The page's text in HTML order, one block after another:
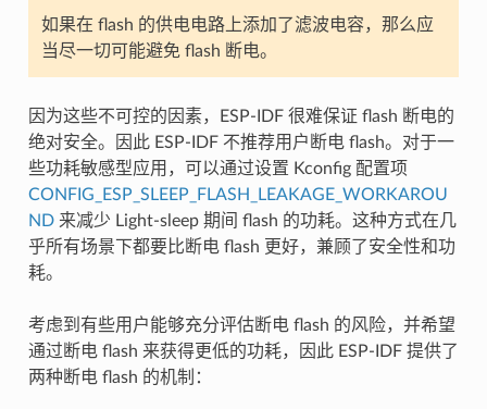
如果在 flash 的供电电路上添加了滤波电容，那么应
当尽一切可能避免 flash 断电。
因为这些不可控的因素，ESP-IDF 很难保证 flash 断电的
绝对安全。因此 ESP-IDF 不推荐用户断电 flash。对于一
些功耗敏感型应用，可以通过设置 Kconfig 配置项
CONFIG_ESP_SLEEP_FLASH_LEAKAGE_WORKAROU
ND来减少 Light-sleep 期间 flash 的功耗。这种方式在几
乎所有场景下都要比断电 flash 更好，兼顾了安全性和功
耗。
考虑到有些用户能够充分评估断电 flash 的风险，并希望
通过断电 flash 来获得更低的功耗，因此 ESP-IDF 提供了
两种断电 flash 的机制：